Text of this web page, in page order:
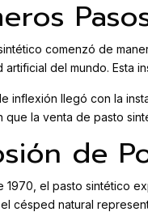
comenzó de
del mundo. Esta
inflexión llegó con la
que la venta de pasto
de
1970, el pasto sintético
césped natural